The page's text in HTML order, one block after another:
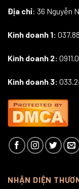
Địa chỉ: 36 Nguyễn
Kinh doanh 1:
Kinh doanh 2:
Kinh doanh 3:
NHẬN DIỆN